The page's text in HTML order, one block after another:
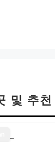
및 추